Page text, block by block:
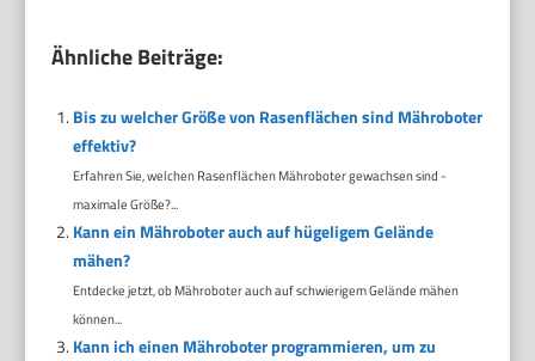
Ähnliche Beiträge:
Bis zu welcher Größe von Rasenflächen sind Mähroboter
effektiv?
Erfahren Sie, welchen Rasenflächen Mähroboter gewachsen sind -
maximale Größe?...
Kann ein Mähroboter auch auf hügeligem Gelände
mähen?
Entdecke jetzt, ob Mähroboter auch auf schwierigem Gelände mähen
können...
Kann ich einen Mähroboter programmieren, um zu